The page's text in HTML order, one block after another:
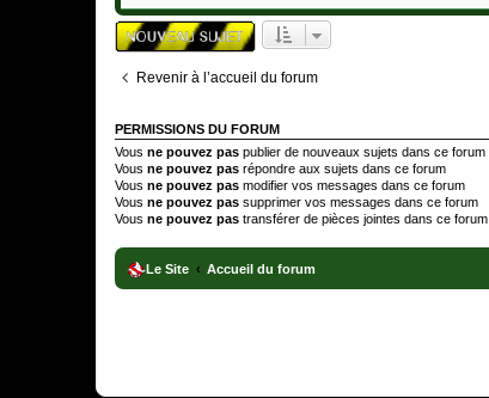
Revenir à l’accueil du forum
PERMISSIONS DU FORUM
Vous ne pouvez pas publier de nouveaux sujets dans ce forum
Vous ne pouvez pas répondre aux sujets dans ce forum
Vous ne pouvez pas modifier vos messages dans ce forum
Vous ne pouvez pas supprimer vos messages dans ce forum
Vous ne pouvez pas transférer de pièces jointes dans ce forum
Le Site Accueil du forum